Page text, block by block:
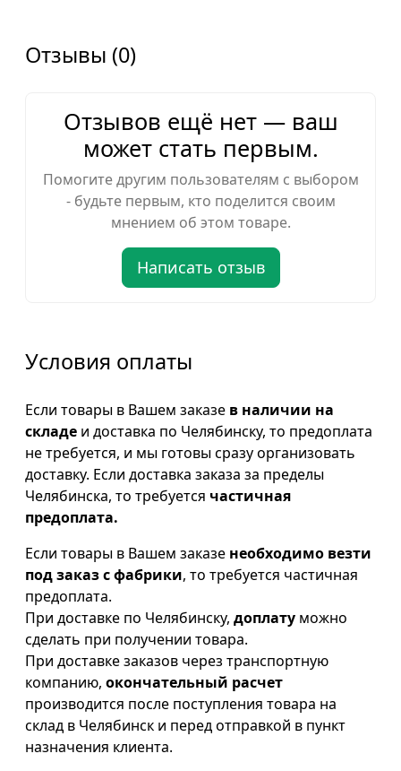
Отзывы (0)
Отзывов ещё нет — ваш
может стать первым.
Помогите другим пользователям с выбором
- будьте первым, кто поделится своим
мнением об этом товаре.
Написать отзыв
Условия оплаты
Если товары в Вашем заказе в наличии на
складе и доставка по Челябинску, то предоплата
не требуется, и мы готовы сразу организовать
доставку. Если доставка заказа за пределы
Челябинска, то требуется частичная
предоплата.
Если товары в Вашем заказе необходимо везти
под заказ с фабрики, то требуется частичная
предоплата.
При доставке по Челябинску, доплату можно
сделать при получении товара.
При доставке заказов через транспортную
компанию, окончательный расчет
производится после поступления товара на
склад в Челябинск и перед отправкой в пункт
назначения клиента.